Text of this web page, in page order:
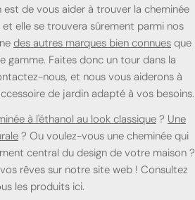
de vous aider à trouver la cheminée
elle se trouvera sûrement parmi nos
des autres marques bien connues que
gamme. Faites donc un tour dans la
nous, et nous vous aiderons à
de jardin adapté à vos besoins.
à l'éthanol au look classique ? Une
? Ou voulez-vous une cheminée qui
central du design de votre maison ?
rêves sur notre site web ! Consultez
les produits ici.